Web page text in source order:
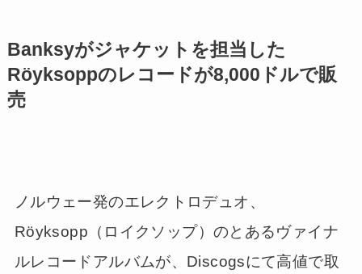
Banksyがジャケットを担当した
Röyksoppのレコードが8,000ドルで販
売
ノルウェー発のエレクトロデュオ、
Röyksopp（ロイクソップ）のとあるヴァイナ
ルレコードアルバムが、Discogsにて高値で取